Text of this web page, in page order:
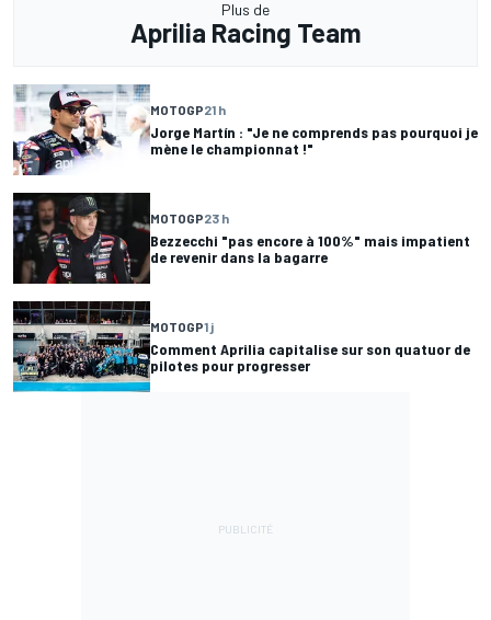
Plus de
Aprilia Racing Team
MOTOGP21 h
Jorge Martín : "Je ne comprends pas pourquoi je
mène le championnat !"
MOTOGP23 h
Bezzecchi "pas encore à 100%" mais impatient
de revenir dans la bagarre
MOTOGP1 j
Comment Aprilia capitalise sur son quatuor de
pilotes pour progresser